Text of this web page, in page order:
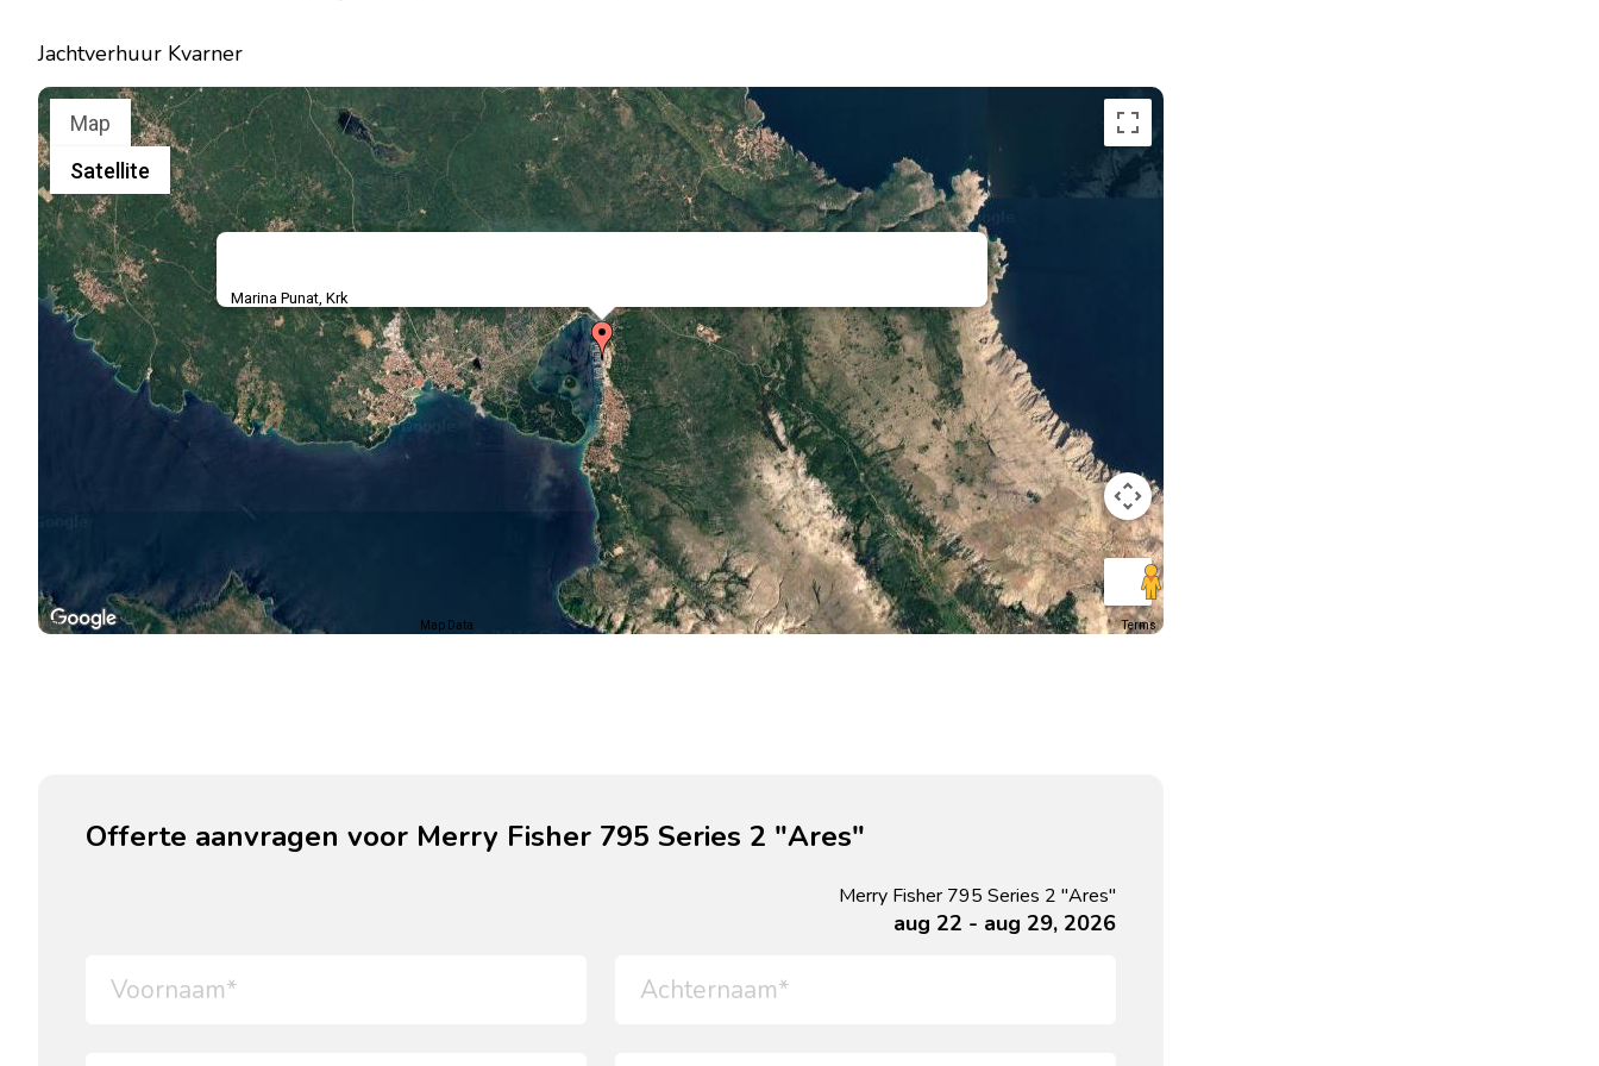
Jachtverhuur Kvarner
Marina Punat, Krk
Map
Satellite
Map Data Terms
Offerte aanvragen voor Merry Fisher 795 Series 2 "Ares"
Merry Fisher 795 Series 2 "Ares"
aug 22 - aug 29, 2026